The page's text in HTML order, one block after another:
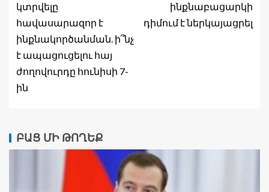
կտրվելը
հավասարազոր է
ինքնակործանման. ի՞նչ
է ապացուցելու հայ
ժողովուրդը հունիսի 7-
ին
ինքնաբացարկի
դիմում է ներկայացրել
ԲԱՑ ՄԻ ԹՈՂԵՔ